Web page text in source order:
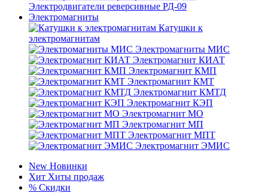
Электродвигатели реверсивные РД-09
Электромагниты
Катушки к
электромагнитам
Электромагниты МИС
Электромагнит КИАТ
Электромагнит КМП
Электромагнит КМТ
Электромагнит КМТД
Электромагнит КЭП
Электромагнит МО
Электромагнит МП
Электромагнит МПТ
Электромагнит ЭМИС
New Новинки
Хит Хиты продаж
% Скидки